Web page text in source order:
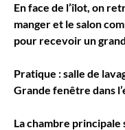
En face de l’îlot, on
manger et le salon
pour recevoir un
Pratique : salle de
Grande fenêtre dans
La chambre